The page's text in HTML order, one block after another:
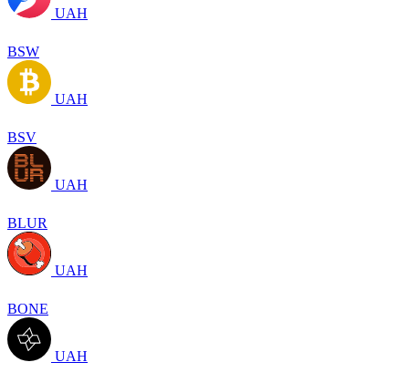
UAH
BSW
UAH
BSV
UAH
BLUR
UAH
BONE
UAH